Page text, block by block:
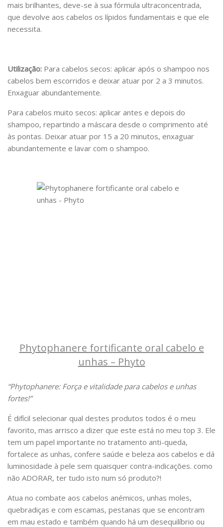
mais brilhantes, deve-se à sua fórmula ultraconcentrada,
que devolve aos cabelos os lípidos fundamentais e que ele
necessita.
Utilização: Para cabelos secos: aplicar após o shampoo nos
cabelos bem escorridos e deixar atuar por 2 a 3 minutos.
Enxaguar abundantemente.
Para cabelos muito secos: aplicar antes e depois do
shampoo, repartindo a máscara desde o comprimento até
às pontas. Deixar atuar por 15 a 20 minutos, enxaguar
abundantemente e lavar com o shampoo.
Phytophanere fortificante oral cabelo e
unhas – Phyto
“Phytophanere: Força e vitalidade para cabelos e unhas
fortes!”
É difícil selecionar qual destes produtos todos é o meu
favorito, mas arrisco a dizer que este está no meu top 3. Ele
tem um papel importante no tratamento anti-queda,
fortalece as unhas, confere saúde e beleza aos cabelos e dá
luminosidade à pele sem quaisquer contra-indicações. como
não ADORAR, ter tudo isto num só produto?!
Atua no combate aos cabelos anémicos, unhas moles,
quebradiças e com escamas, pestanas que se encontram
em mau estado e também quando há um desequilíbrio ou